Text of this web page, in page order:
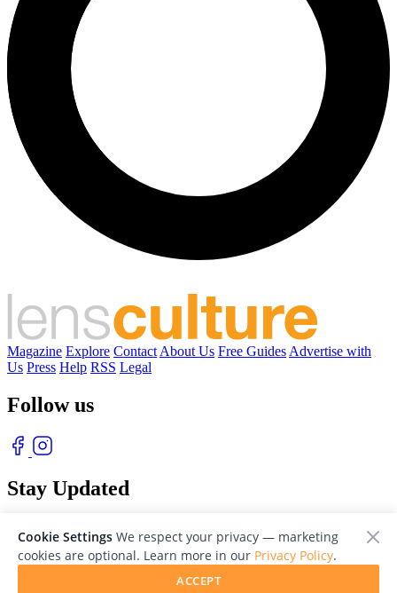
Magazine Explore Contact About Us Free Guides Advertise with
Us Press Help RSS Legal
Follow us
Stay Updated
Cookie Settings We respect your privacy — marketing
cookies are optional. Learn more in our Privacy Policy.
ACCEPT